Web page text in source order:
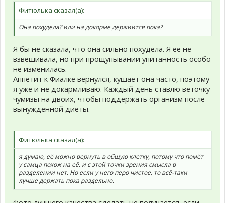
Фитюлька сказал(а):
Она похудела? или на докорме держиится пока?
Я бы не сказала, что она сильно похудела. Я ее не
взвешивала, но при прощупывании упитанность особо
не изменилась.
Аппетит к Фиалке вернулся, кушает она часто, поэтому
я уже и не докармливаю. Каждый день ставлю веточку
чумизы на двоих, чтобы поддержать организм после
вынужденной диеты.
Фитюлька сказал(а):
я думаю, её можно вернуть в общую клетку, потому что помёт
у самца похож на её. и с этой точки зрения смысла в
разделении нет. Но если у него перо чистое, то всё-таки
лучше держать пока раздельно.